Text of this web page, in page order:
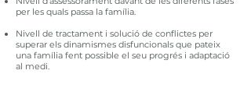
per les quals passa la família.
Nivell de tractament i solució de conflictes per
superar els dinamismes disfuncionals que pateix
una família fent possible el seu progrés i adaptació
al medi.